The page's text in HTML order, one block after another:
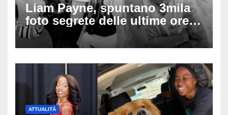
Liam Payne, spuntano 3mila
foto segrete delle ultime ore:
cosa è successo prima della
tragica caduta dall’hotel
ATTUALITÀ